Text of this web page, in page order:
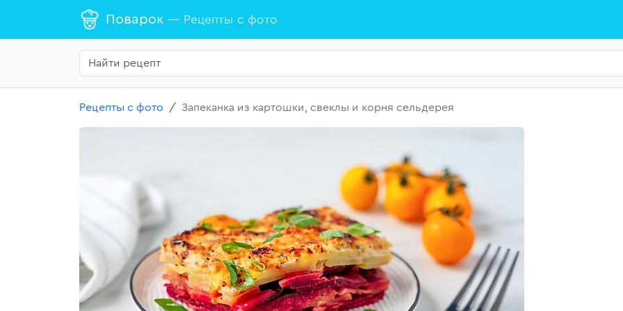
Поварок — Рецепты с фото
Рецепты с фото Запеканка из картошки, свеклы и корня сельдерея